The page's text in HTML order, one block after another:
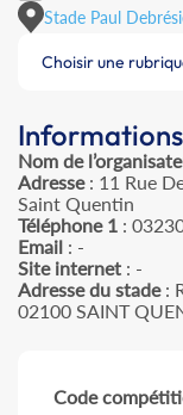
Stade Paul
Choisir une
Nom de
Adresse: 11 Rue
Saint Quentin
Téléphone 1 :
Email : -
Site internet : -
Adresse du stade:
02100 SAINT
Code